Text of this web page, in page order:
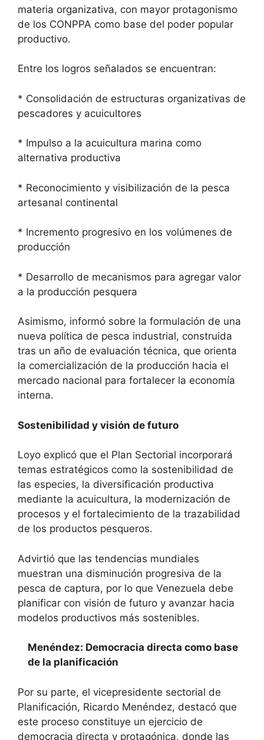
materia organizativa, con mayor protagonismo
de los CONPPA como base del poder popular
productivo.
Entre los logros señalados se encuentran:
* Consolidación de estructuras organizativas de
pescadores y acuicultores
* Impulso a la acuicultura marina como
alternativa productiva
* Reconocimiento y visibilización de la pesca
artesanal continental
* Incremento progresivo en los volúmenes de
producción
* Desarrollo de mecanismos para agregar valor
a la producción pesquera
Asimismo, informó sobre la formulación de una
nueva política de pesca industrial, construida
tras un año de evaluación técnica, que orienta
la comercialización de la producción hacia el
mercado nacional para fortalecer la economía
interna.
Sostenibilidad y visión de futuro
Loyo explicó que el Plan Sectorial incorporará
temas estratégicos como la sostenibilidad de
las especies, la diversificación productiva
mediante la acuicultura, la modernización de
procesos y el fortalecimiento de la trazabilidad
de los productos pesqueros.
Advirtió que las tendencias mundiales
muestran una disminución progresiva de la
pesca de captura, por lo que Venezuela debe
planificar con visión de futuro y avanzar hacia
modelos productivos más sostenibles.
Menéndez: Democracia directa como base
de la planificación
Por su parte, el vicepresidente sectorial de
Planificación, Ricardo Menéndez, destacó que
este proceso constituye un ejercicio de
democracia directa y protagónica, donde las